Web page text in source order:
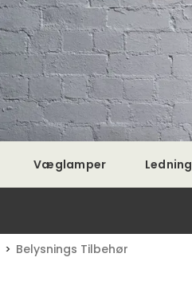
Væglamper
Belysnings Tilbehør